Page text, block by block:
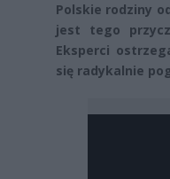
Polskie rodziny
jest tego
Eksperci
się radykalnie